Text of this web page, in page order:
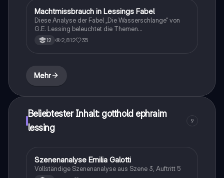
und gesellschaftliche Kritik. Ideal für Studierende der
Literatur- und Geschichtswissenschaften.
Deutsch
Machtmissbrauch in Lessings Fabel
Diese Analyse der Fabel „Die Wasserschlange“ von
G.E. Lessing beleuchtet die Themen
Machtmissbrauch und die Rolle des Herrschers.
Erfahren Sie, wie die Wasserschlange als tyrannischer
sind. Ideal für Studierende der Literaturwissenschaft.
12 2,812 35
Mehr
Beliebtester Inhalt: gotthold ephraim
lessing
9
Deutsch
Szenenanalyse Emilia Galotti
Vollständige Szenenanalyse aus Szene 3, Auftritt 5